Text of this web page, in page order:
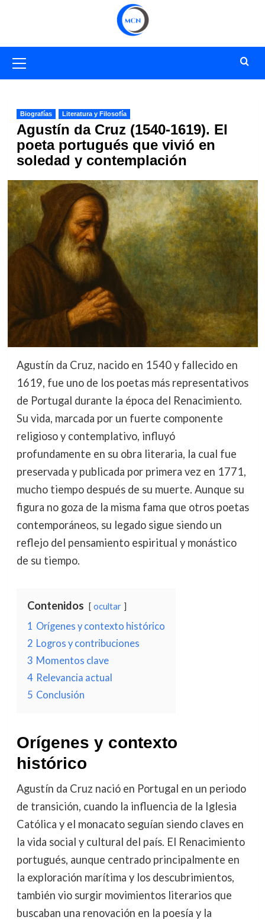
primario
Biografías Literatura y Filosofía
Agustín da Cruz (1540-1619). El
poeta portugués que vivió en
soledad y contemplación
Agustín da Cruz, nacido en 1540 y fallecido en
1619, fue uno de los poetas más representativos
de Portugal durante la época del Renacimiento.
Su vida, marcada por un fuerte componente
religioso y contemplativo, influyó
profundamente en su obra literaria, la cual fue
preservada y publicada por primera vez en 1771,
mucho tiempo después de su muerte. Aunque su
figura no goza de la misma fama que otros poetas
contemporáneos, su legado sigue siendo un
reflejo del pensamiento espiritual y monástico
de su tiempo.
Contenidos ocultar
1 Orígenes y contexto histórico
2 Logros y contribuciones
3 Momentos clave
4 Relevancia actual
5 Conclusión
Orígenes y contexto
histórico
Agustín da Cruz nació en Portugal en un periodo
de transición, cuando la influencia de la Iglesia
Católica y el monacato seguían siendo claves en
la vida social y cultural del país. El Renacimiento
portugués, aunque centrado principalmente en
la exploración marítima y los descubrimientos,
también vio surgir movimientos literarios que
buscaban una renovación en la poesía y la